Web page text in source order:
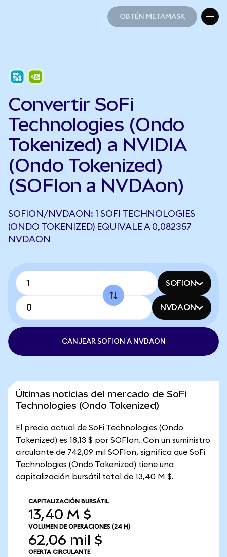
OBTÉN METAMASK
Convertir SoFi
Technologies (Ondo
Tokenized) a NVIDIA
(Ondo Tokenized)
(SOFIon a NVDAon)
SOFION/NVDAON: 1 SOFI TECHNOLOGIES
(ONDO TOKENIZED) EQUIVALE A 0,082357
NVDAON
SOFION
NVDAON
CANJEAR SOFION A NVDAON
Últimas noticias del mercado de SoFi
Technologies (Ondo Tokenized)
El precio actual de SoFi Technologies (Ondo
Tokenized) es 18,13 $ por SOFIon. Con un suministro
circulante de 742,09 mil SOFIon, significa que SoFi
Technologies (Ondo Tokenized) tiene una
capitalización bursátil total de 13,40 M $.
CAPITALIZACIÓN BURSÁTIL
13,40 M $
VOLUMEN DE OPERACIONES (24 H)
62,06 mil $
OFERTA CIRCULANTE